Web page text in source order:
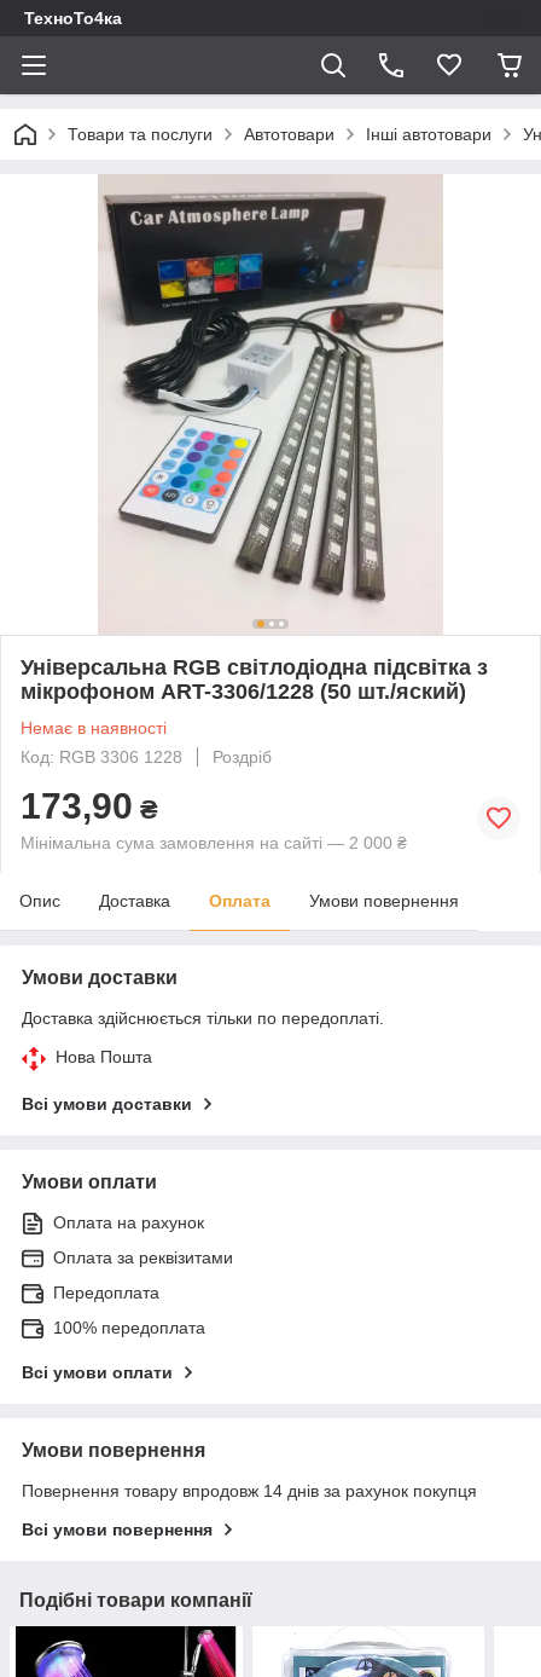
ТехноТо4ка
Товари та послуги Автотовари Інші автотовари
Універсальна RGB світлодіодна підсвітка з
мікрофоном ART-3306/1228 (50 шт./яский)
Немає в наявності
Код: RGB 3306 1228
Роздріб
173,90 ₴
Мінімальна сума замовлення на сайті — 2 000 ₴
Опис Доставка Оплата Умови повернення
Умови доставки
Доставка здійснюється тільки по передоплаті.
Нова Пошта
Всі умови доставки
Умови оплати
Оплата на рахунок
Оплата за реквізитами
Передоплата
100% передоплата
Всі умови оплати
Умови повернення
Повернення товару впродовж 14 днів за рахунок покупця
Всі умови повернення
Подібні товари компанії